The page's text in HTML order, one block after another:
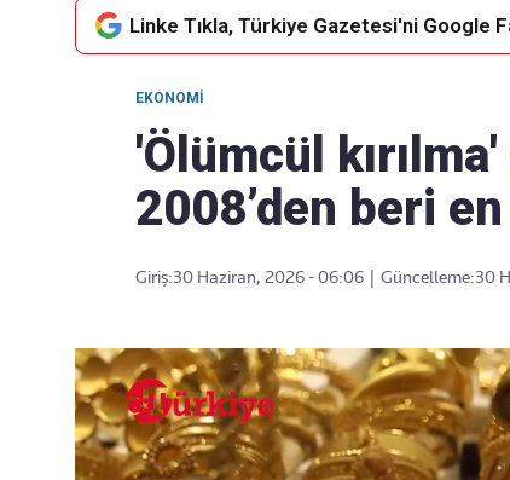
akışımıza ulaşın
Linke Tıkla, Türkiye Gazetesi'ni Google
EKONOMI
'Ölümcül
2008’den beri
Giriş:30 Haziran, 2026 - 06:06 Güncelleme:30